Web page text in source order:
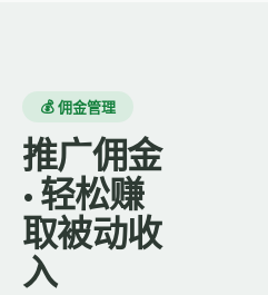
💰 佣金管理
推广佣金
· 轻松赚
取被动收
入